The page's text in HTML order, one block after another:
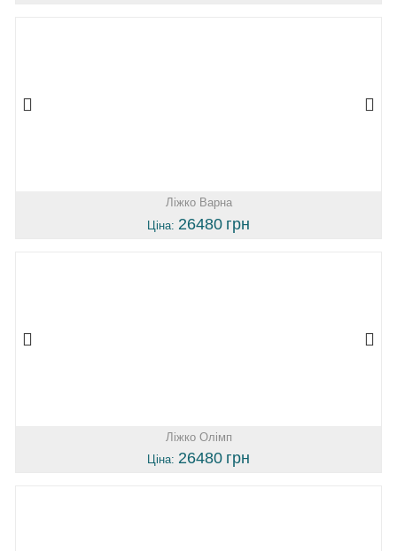
Ліжко Варна
Ціна: 26480 грн
Ліжко Олімп
Ціна: 26480 грн